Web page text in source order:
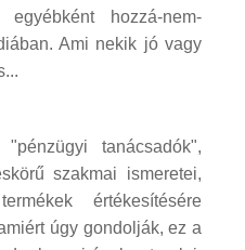
hozzá-nem-
Ami nekik jó vagy
tanácsadók",
szakmai ismeretei,
értékesítésére
úgy gondolják, ez a